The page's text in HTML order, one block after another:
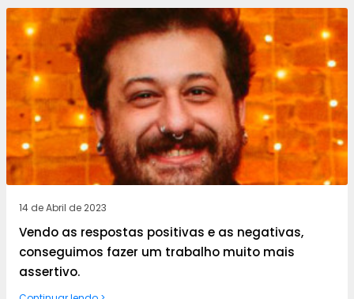
14 de Abril de 2023
Vendo as respostas positivas e as negativas,
conseguimos fazer um trabalho muito mais
assertivo.